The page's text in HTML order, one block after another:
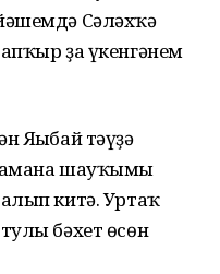
Сәләхҡә
ҙа үкенгәнем
Яңыбай тәүҙә
шауҡымы
китә. Уртаҡ
бәхет өсөн